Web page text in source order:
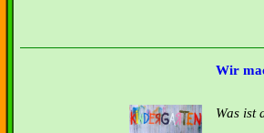
Wir
Was ist